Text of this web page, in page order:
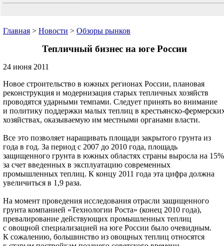
Главная > Новости > Обзоры рынков
Тепличный бизнес на юге России
24 июня 2011
Новое строительство в южных регионах России, плановая
реконструкция и модернизация старых тепличных хозяйств
проводятся ударными темпами. Следует принять во внимание
и политику поддержки малых теплиц в крестьянско-
хозяйствах, оказываемую им местными органами власти.
Все это позволяет наращивать площади закрытого грунта из
года в год. За период с 2007 до 2010 года, площадь
защищенного грунта в южных областях страны выросла на 15%
за счет введенных в эксплуатацию современных
промышленных теплиц. К концу 2011 года эта цифра должна
увеличиться в 1,9 раза.
На момент проведения исследования отрасли защищенного
грунта компанией «Технологии Роста» (конец 2010 года),
превалирование действующих промышленных теплиц
с овощной специализацией на юге России было очевидным.
К сожалению, большинство из овощных теплиц относятся